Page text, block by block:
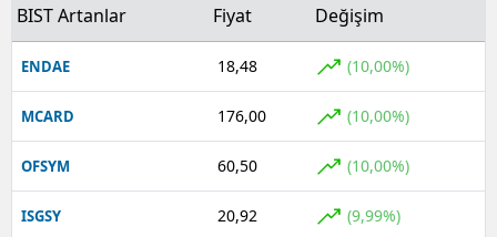
Yalova
Karabük
Kilis
BIST Artanlar Fiyat Değişim
ENDAE 18,48 (10,00%)
MCARD 176,00 (10,00%)
OFSYM 60,50 (10,00%)
ISGSY 20,92 (9,99%)